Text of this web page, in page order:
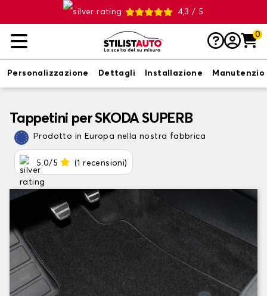
4,3 / 5
0
Personalizzazione Dettagli Installazione
Tappetini per SKODA SUPERB
Prodotto in Europa nella nostra fabbrica
5.0/5 (1 recensioni)